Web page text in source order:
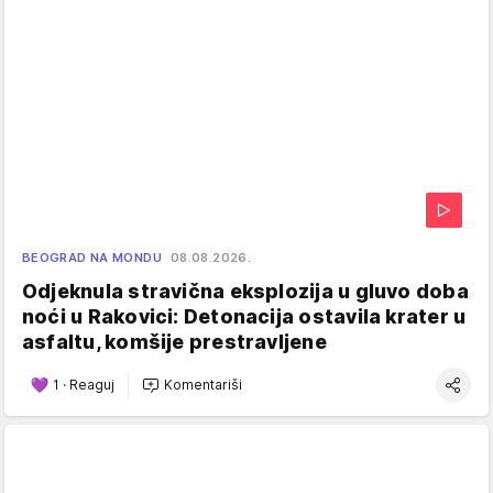
BEOGRAD NA MONDU 08.08.2026.
Odjeknula stravična eksplozija u gluvo doba
noći u Rakovici: Detonacija ostavila krater u
asfaltu, komšije prestravljene
1 · Reaguj Komentariši